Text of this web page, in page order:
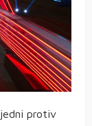
protiv